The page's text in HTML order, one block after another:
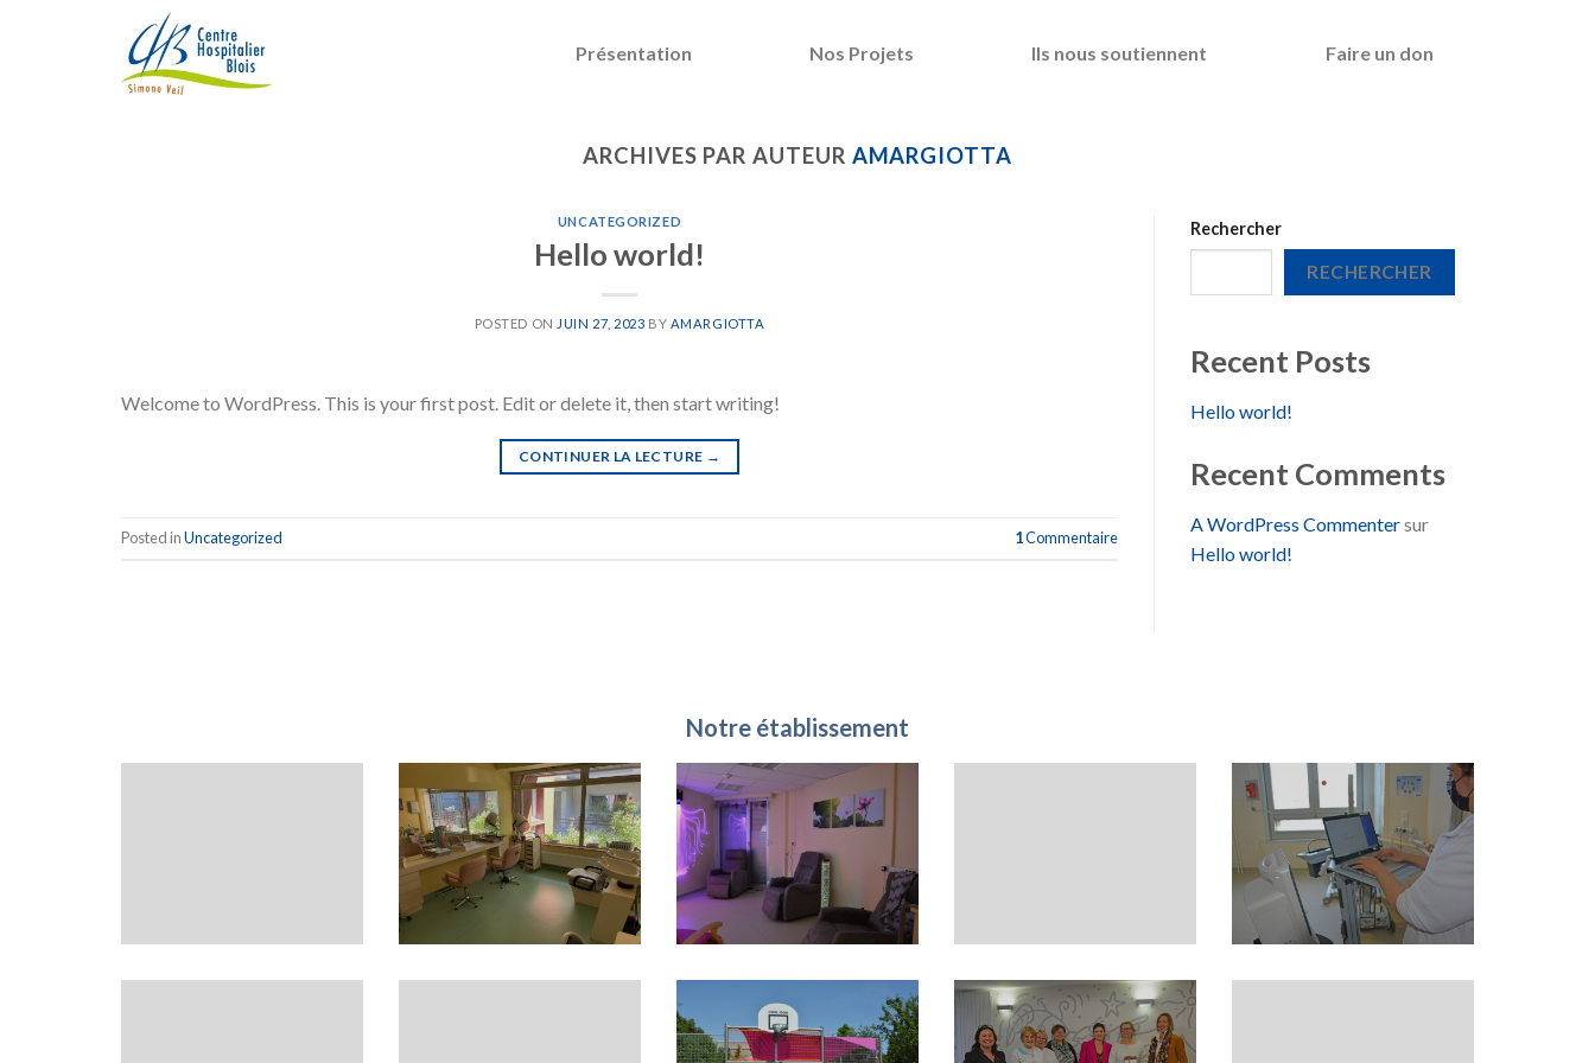
Présentation Nos Projets Ils nous soutiennent Faire un don
ARCHIVES PAR AUTEUR AMARGIOTTA
UNCATEGORIZED
Hello world!
POSTED ON JUIN 27, 2023 BY AMARGIOTTA
Welcome to WordPress. This is your first post. Edit or delete it, then start writing!
CONTINUER LA LECTURE →
Posted inUncategorized 1Commentaire
Rechercher
RECHERCHER
Recent Posts
Hello world!
Recent Comments
A WordPress Commentersur
Hello world!
Notre établissement